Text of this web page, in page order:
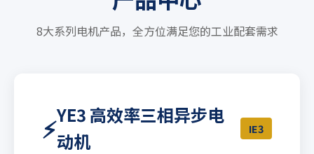
8大系列电机产品，全方位满足您的工业配套需求
⚡YE3 高效率三相异步电
动机
IE3